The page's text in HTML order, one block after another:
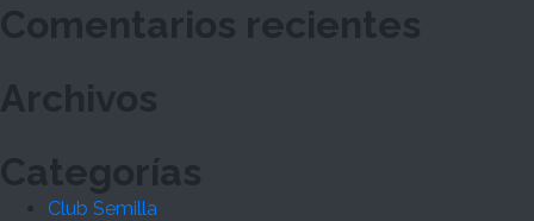
Comentarios recientes
Archivos
Categorías
Club Semilla